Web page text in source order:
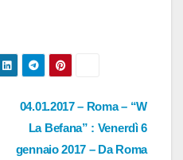
04.01.2017 – Roma – “W
La Befana” : Venerdì 6
gennaio 2017 – Da Roma